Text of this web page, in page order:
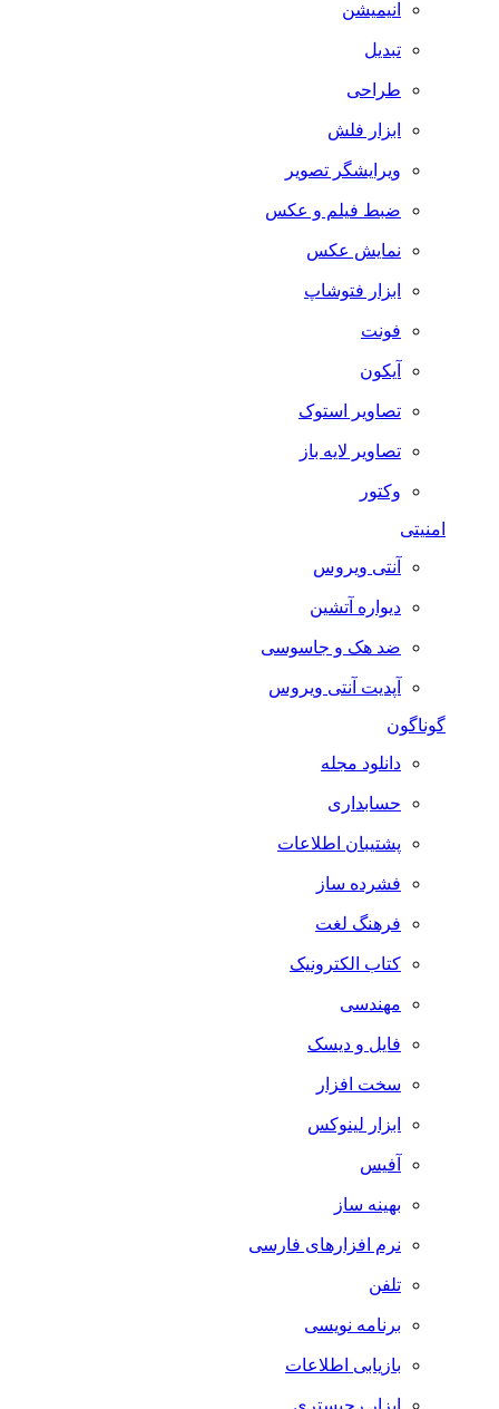
انیمیشن
تبدیل
طراحی
ابزار فلش
ویرایشگر تصویر
ضبط فيلم و عكس
نمایش عکس
ابزار فتوشاپ
فونت
آیکون
تصاویر استوک
تصاویر لایه باز
وکتور
امنیتی
آنتی ویروس
دیواره آتشین
ضد هک و جاسوسی
آپدیت آنتی ویروس
گوناگون
دانلود مجله
حسابداری
پشتیبان اطلاعات
فشرده ساز
فرهنگ لغت
کتاب الکترونیک
مهندسی
فایل و دیسک
سخت افزار
ابزار لینوکس
آفیس
بهینه ساز
نرم افزارهای فارسی
تلفن
برنامه نویسی
بازیابی اطلاعات
ابزار رجیستری